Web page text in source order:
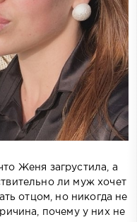
Женя загрустила, а
ли муж хочет
отцом, но никогда не
почему у них не